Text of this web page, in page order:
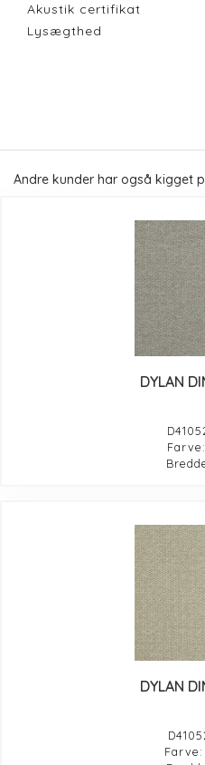
Akustik certifikat
Lysægthed
Andre kunder har også kigget
DYLAN
DYLAN